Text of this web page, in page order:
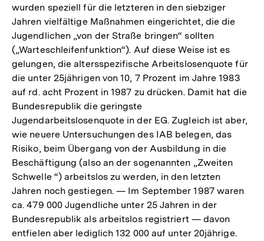
Auflösung
der
Fußnote
wurden speziell für die letzteren in den siebziger
Jahren vielfältige Maßnahmen eingerichtet, die die
Jugendlichen „von der Straße bringen“ sollten
(„Warteschleifenfunktion“). Auf diese Weise ist es
gelungen, die altersspezifische Arbeitslosenquote für
die unter 25jährigen von 10, 7 Prozent im Jahre 1983
auf rd. acht Prozent in 1987 zu drücken. Damit hat die
Bundesrepublik die geringste
Jugendarbeitslosenquote in der EG. Zugleich ist aber,
wie neuere Untersuchungen des IAB belegen, das
Risiko, beim Übergang von der Ausbildung in die
Beschäftigung (also an der sogenannten „Zweiten
Schwelle “) arbeitslos zu werden, in den letzten
Jahren noch gestiegen. — Im September 1987 waren
ca. 479 000 Jugendliche unter 25 Jahren in der
Bundesrepublik als arbeitslos registriert — davon
entfielen aber lediglich 132 000 auf unter 20jährige.